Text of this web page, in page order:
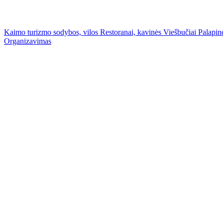
Kaimo turizmo sodybos, vilos Restoranai, kavinės Viešbučiai
Organizavimas